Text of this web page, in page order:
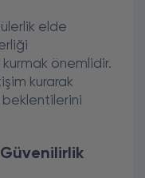
elde
önemlidir.
kurarak
beklentilerini